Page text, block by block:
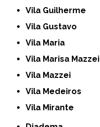
Vila Guilherme
Vila Gustavo
Vila Maria
Vila Marisa Mazzei
Vila Mazzei
Vila Medeiros
Vila Mirante